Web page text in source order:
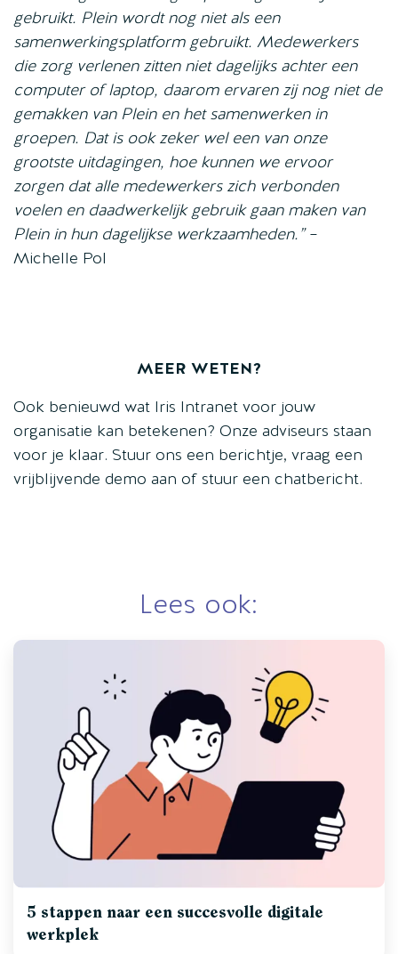
gebruikt. Plein wordt nog niet als een
samenwerkingsplatform gebruikt. Medewerkers
die zorg verlenen zitten niet dagelijks achter een
computer of laptop, daarom ervaren zij nog niet de
gemakken van Plein en het samenwerken in
groepen. Dat is ook zeker wel een van onze
grootste uitdagingen, hoe kunnen we ervoor
zorgen dat alle medewerkers zich verbonden
voelen en daadwerkelijk gebruik gaan maken van
Plein in hun dagelijkse werkzaamheden.”–
Michelle Pol
MEER WETEN?
Ook benieuwd wat Iris Intranet voor jouw
organisatie kan betekenen? Onze adviseurs staan
voor je klaar. Stuur ons een berichtje, vraag een
vrijblijvende demo aan of stuur een chatbericht.
Lees ook:
5 stappen naar een succesvolle digitale
werkplek